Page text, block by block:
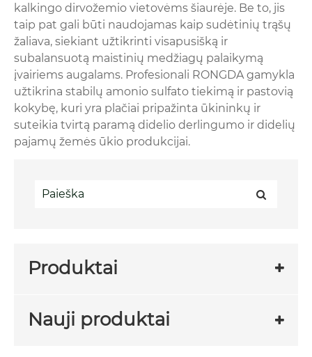
kalkingo dirvožemio vietovėms šiaurėje. Be to, jis
taip pat gali būti naudojamas kaip sudėtinių trąšų
žaliava, siekiant užtikrinti visapusišką ir
subalansuotą maistinių medžiagų palaikymą
įvairiems augalams. Profesionali RONGDA gamykla
užtikrina stabilų amonio sulfato tiekimą ir pastovią
kokybę, kuri yra plačiai pripažinta ūkininkų ir
suteikia tvirtą paramą didelio derlingumo ir didelių
pajamų žemės ūkio produkcijai.
Produktai
Nauji produktai